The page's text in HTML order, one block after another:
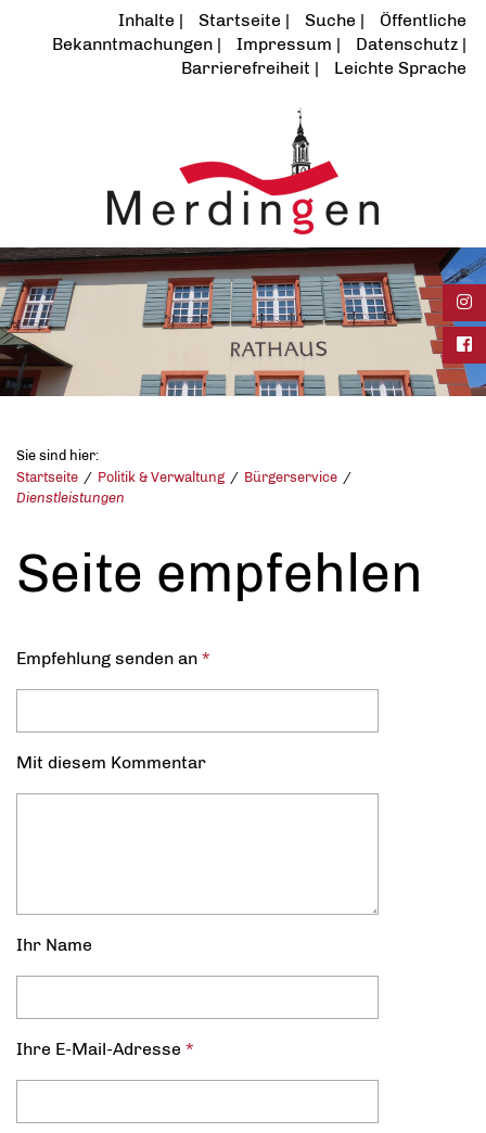
Inhalte Startseite Suche
Öffentliche
Bekanntmachungen
Impressum
Datenschutz
Barrierefreiheit
Leichte Sprache
Sie sind hier:
Startseite
Politik & Verwaltung
Bürgerservice
Dienstleistungen
Seite empfehlen
Empfehlung senden an *
Mit diesem Kommentar
Ihr Name
Ihre E-Mail-Adresse *